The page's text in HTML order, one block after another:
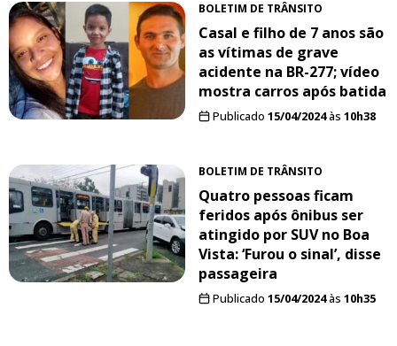
BOLETIM DE TRÂNSITO
Casal e filho de 7 anos são
as vítimas de grave
acidente na BR-277; vídeo
mostra carros após batida
Publicado 15/04/2024às 10h38
BOLETIM DE TRÂNSITO
Quatro pessoas ficam
feridos após ônibus ser
atingido por SUV no Boa
Vista: ‘Furou o sinal’, disse
passageira
Publicado 15/04/2024às 10h35